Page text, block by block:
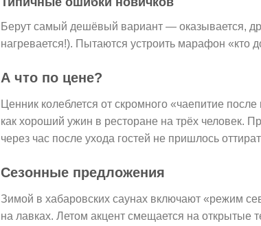
Берут самый дешёвый вариант — оказывается,
нагревается!). Пытаются устроить марафон «кто
А что по цене?
Ценник колеблется от скромного «чаепитие
как хороший ужин в ресторане на трёх человек.
через час после ухода гостей не пришлось
Сезонные предложения
Зимой в хабаровских саунах включают «режим
на лавках. Летом акцент смещается на открытые